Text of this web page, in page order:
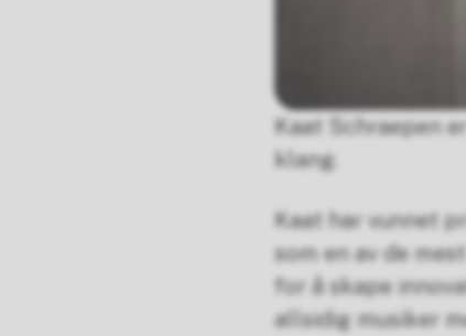
Kaat Schraepen
klang.
Kaat har vunnet
som en av de
for å skape
allsidig musiker